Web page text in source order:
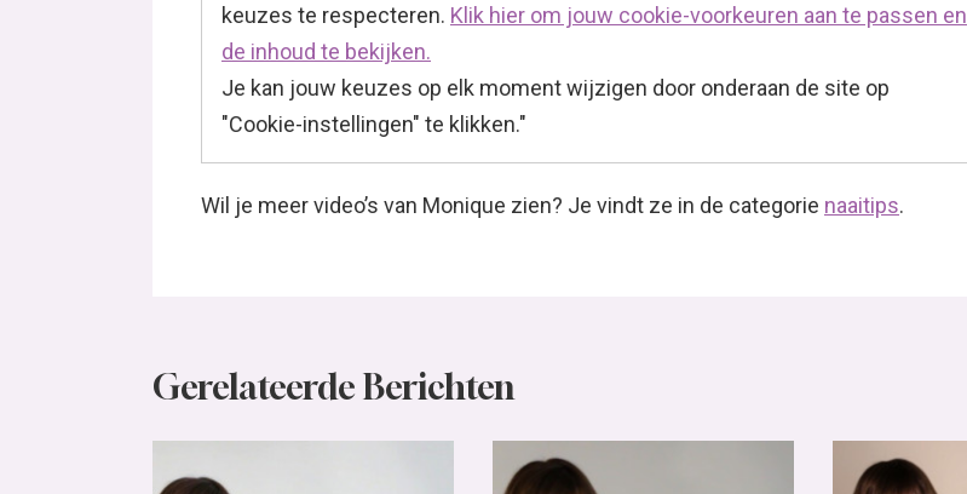
keuzes te respecteren. Klik hier om jouw cookie-voorkeuren aan te passen en
de inhoud te bekijken.
Je kan jouw keuzes op elk moment wijzigen door onderaan de site op
"Cookie-instellingen" te klikken."
Wil je meer video’s van Monique zien? Je vindt ze in de categorie naaitips.
Gerelateerde Berichten